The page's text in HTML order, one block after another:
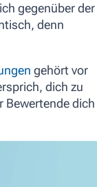
gegenüber der
denn
gehört vor
dich zu
Bewertende dich